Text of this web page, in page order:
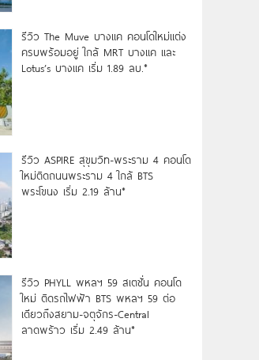
รีวิว The Muve บางแค คอนโดใหม่แต่ง
ครบพร้อมอยู่ ใกล้ MRT บางแค และ
Lotus’s บางแค เริ่ม 1.89 ลบ.*
รีวิว ASPIRE สุขุมวิท-พระราม 4 คอนโด
ใหม่ติดถนนพระราม 4 ใกล้ BTS
พระโขนง เริ่ม 2.19 ล้าน*
รีวิว PHYLL พหลฯ 59 สเตชั่น คอนโด
ใหม่ ติดรถไฟฟ้า BTS พหลฯ 59 ต่อ
เดียวถึงสยาม-จตุจักร-Central
ลาดพร้าว เริ่ม 2.49 ล้าน*